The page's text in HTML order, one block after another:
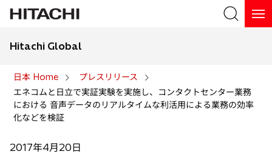
検索
Hitachi Global
日本 Home
プレスリリース
エネコムと日立で実証実験を実施し、コンタクトセンター業務
における 音声データのリアルタイムな利活用による業務の効率
化などを検証
2017年4月20日